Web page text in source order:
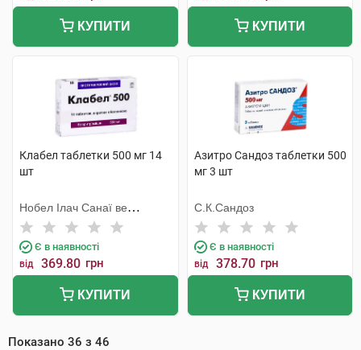
КУПИТИ КУПИТИ
Клабел таблетки 500 мг 14
шт
Нобел Ілач Санаї ве
Тіджарет
Є в наявності
від 369.80 грн
КУПИТИ
Азитро Сандоз таблетки 500
мг 3 шт
С.К.Сандоз
Є в наявності
від 378.70 грн
КУПИТИ
Показано 36 з 46